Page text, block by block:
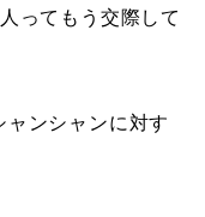
ってもう交際して
ンシャンに対す